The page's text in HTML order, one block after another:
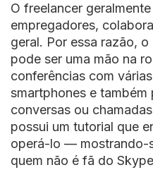
O freelancer
empregadores,
geral. Por essa razão,
pode ser uma mão na
conferências com
smartphones e
conversas ou
possui um tutorial que
operá-lo — mostrando-
quem não é fã do